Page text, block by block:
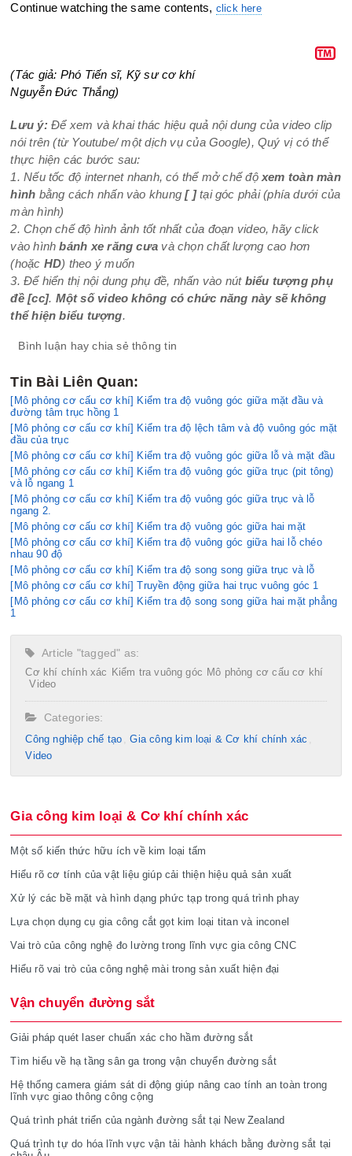
Continue watching the same contents, click here
(Tác giả: Phó Tiến sĩ, Kỹ sư cơ khí
Nguyễn Đức Thắng)
Lưu ý:Để xem và khai thác hiệu quả nội dung của video clip
nói trên (từ Youtube/ một dịch vụ của Google), Quý vị có thể
thực hiện các bước sau:
1. Nếu tốc độ internet nhanh, có thể mở chế độ xem toàn màn
hình bằng cách nhấn vào khung [ ] tại góc phải (phía dưới của
màn hình)
2. Chọn chế độ hình ảnh tốt nhất của đoạn video, hãy click
vào hình bánh xe răng cưa và chọn chất lượng cao hơn
(hoặc HD) theo ý muốn
3. Để hiển thị nội dung phụ đề, nhấn vào nút biểu tượng phụ
đề [cc]. Một số video không có chức năng này sẽ không
thể hiện biểu tượng.
Bình luận hay chia sẻ thông tin
Tin Bài Liên Quan:
[Mô phỏng cơ cấu cơ khí] Kiểm tra độ vuông góc giữa mặt đầu và
đường tâm trục hồng 1
[Mô phỏng cơ cấu cơ khí] Kiểm tra độ lệch tâm và độ vuông góc mặt
đầu của trục
[Mô phỏng cơ cấu cơ khí] Kiểm tra độ vuông góc giữa lỗ và mặt đầu
[Mô phỏng cơ cấu cơ khí] Kiểm tra độ vuông góc giữa trục (pit tông)
và lỗ ngang 1
[Mô phỏng cơ cấu cơ khí] Kiểm tra độ vuông góc giữa trục và lỗ
ngang 2.
[Mô phỏng cơ cấu cơ khí] Kiểm tra độ vuông góc giữa hai mặt
[Mô phỏng cơ cấu cơ khí] Kiểm tra độ vuông góc giữa hai lỗ chéo
nhau 90 độ
[Mô phỏng cơ cấu cơ khí] Kiểm tra độ song song giữa trục và lỗ
[Mô phỏng cơ cấu cơ khí] Truyền động giữa hai trục vuông góc 1
[Mô phỏng cơ cấu cơ khí] Kiểm tra độ song song giữa hai mặt phẳng
1
Article "tagged" as:
Cơ khí chính xác Kiểm tra vuông góc Mô phỏng cơ cấu cơ khí
Video
Categories:
Công nghiệp chế tạo​
Gia công kim loại & Cơ khí chính xác
Video
Gia công kim loại & Cơ khí chính xác
Một số kiến thức hữu ích về kim loại tấm
Hiểu rõ cơ tính của vật liệu giúp cải thiện hiệu quả sản xuất
Xử lý các bề mặt và hình dạng phức tạp trong quá trình phay
Lựa chọn dụng cụ gia công cắt gọt kim loại titan và inconel
Vai trò của công nghệ đo lường trong lĩnh vực gia công CNC
Hiểu rõ vai trò của công nghệ mài trong sản xuất hiện đại
Vận chuyển đường sắt
Giải pháp quét laser chuẩn xác cho hầm đường sắt
Tìm hiểu về hạ tầng sân ga trong vận chuyển đường sắt
Hệ thống camera giám sát di động giúp nâng cao tính an toàn trong
lĩnh vực giao thông công cộng
Quá trình phát triển của ngành đường sắt tại New Zealand
Quá trình tự do hóa lĩnh vực vận tải hành khách bằng đường sắt tại